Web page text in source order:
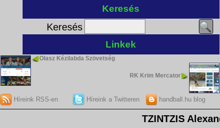
Keresés
Keresés
Linkek
Olasz Kézilabda Szövetség
RK Krim Mercator
Híreink RSS-en Híreink a Twitteren handball.hu blog
TZINTZIS